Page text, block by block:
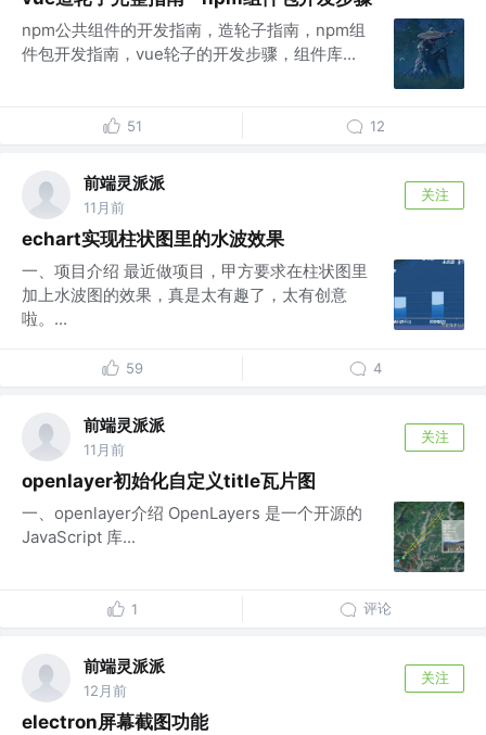
npm公共组件的开发指南，造轮子指南，npm组
件包开发指南，vue轮子的开发步骤，组件库...
51 12
前端灵派派
11月前
关注
echart实现柱状图里的水波效果
一、项目介绍 最近做项目，甲方要求在柱状图里
加上水波图的效果，真是太有趣了，太有创意
啦。...
59 4
前端灵派派
11月前
关注
openlayer初始化自定义title瓦片图
一、openlayer介绍 OpenLayers 是一个开源的
JavaScript 库...
1 评论
前端灵派派
12月前
关注
electron屏幕截图功能